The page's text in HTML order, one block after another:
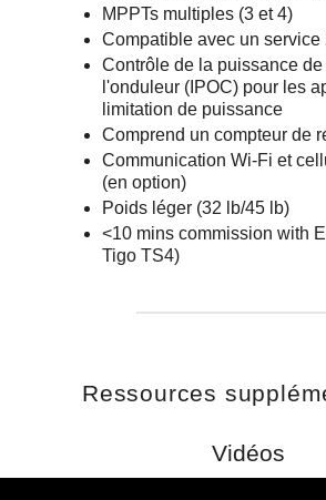
MPPTs multiples (3 et 4)
Compatible avec un service
Contrôle de la puissance
l'onduleur (IPOC) pour les
limitation de puissance
Comprend un compteur de
Communication Wi-Fi et
(en option)
Poids léger (32 lb/45 lb)
<10 mins commission with
Tigo TS4)
Ressources
Vidéos